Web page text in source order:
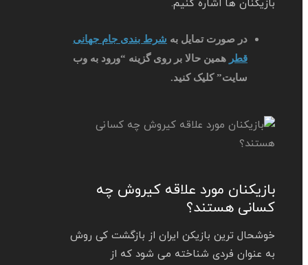
بازیکنان ها اشاره کنیم.
در صورت تمایل بهشرط بندی جام جهانی
همین حالا بر روی گزینه “ورود به وب
سایت” کلیک کنید.
بازیکنان مورد علاقه کیروش چه
کسانی هستند؟
خوشحال‌ ترین بازیکن ایران از بازگشت کی‌ روش
به عنوان فردی شناخته می شود که از